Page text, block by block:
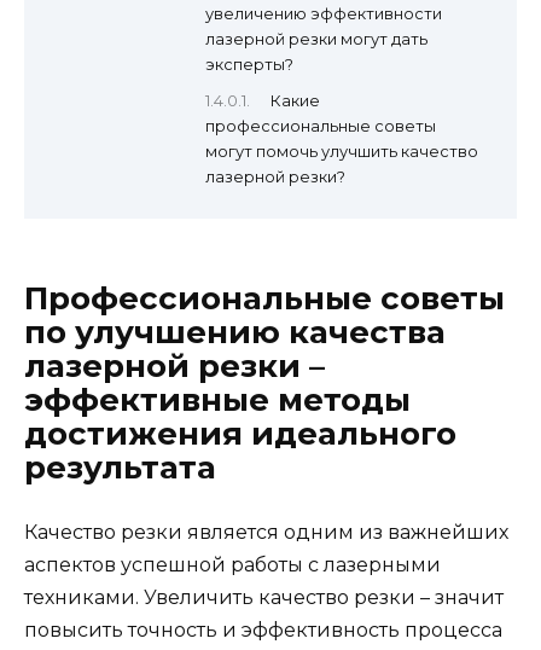
увеличению эффективности
лазерной резки могут дать
эксперты?
Какие
профессиональные советы
могут помочь улучшить качество
лазерной резки?
Профессиональные советы
по улучшению качества
лазерной резки –
эффективные методы
достижения идеального
результата
Качество резки является одним из важнейших
аспектов успешной работы с лазерными
техниками. Увеличить качество резки – значит
повысить точность и эффективность процесса